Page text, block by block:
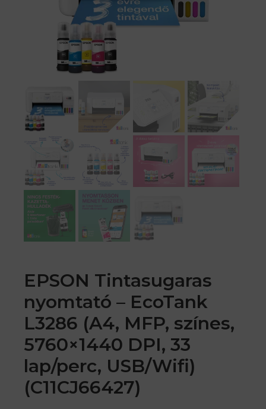
EPSON Tintasugaras
nyomtató – EcoTank
L3286 (A4, MFP, színes,
5760×1440 DPI, 33
lap/perc, USB/Wifi)
(C11CJ66427)